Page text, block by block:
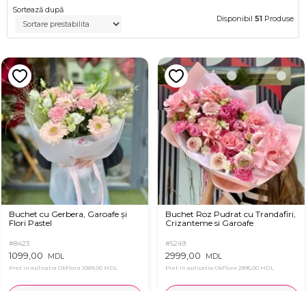
Sortează după
Disponibil 51 Produse
Buchet cu Gerbera, Garoafe și
Flori Pastel
#8423
1099,00 MDL
Pret in aplicatia OkFlora 1089,00 MDL
Buchet Roz Pudrat cu Trandafiri,
Crizanteme si Garoafe
#5249
2999,00 MDL
Pret in aplicatia OkFlora 2995,00 MDL